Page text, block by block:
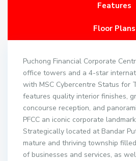
Features
Floor Plans
Puchong Financial Corporate
office towers and a 4-star
with MSC Cybercentre Status for
features quality interior finishes,
concourse reception, and
PFCC an iconic corporate
Strategically located at Bandar
mature and thriving township
of businesses and services, as